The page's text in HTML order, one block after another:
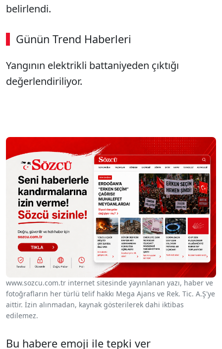
belirlendi.
Günün Trend Haberleri
Yangının elektrikli battaniyeden çıktığı
değerlendiriliyor.
www.sozcu.com.tr internet sitesinde yayınlanan yazı, haber ve
fotoğrafların her türlü telif hakkı Mega Ajans ve Rek. Tic. A.Ş'ye
aittir. İzin alınmadan, kaynak gösterilerek dahi iktibas
edilemez.
Bu habere emoji ile tepki ver